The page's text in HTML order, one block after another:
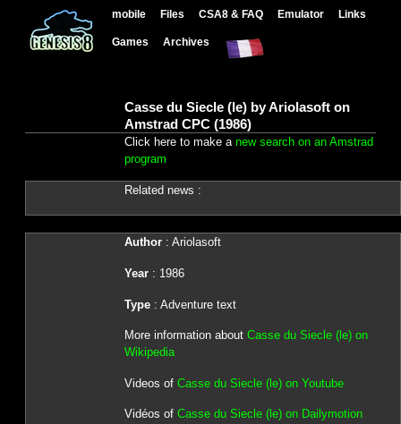
mobile Files CSA8 & FAQ Emulator Links
Games Archives
Casse du Siecle (le) by Ariolasoft on
Amstrad CPC (1986)
Click here to make a new search on an Amstrad
program
Related news :
Author: Ariolasoft
Year: 1986
Type: Adventure text
More information about Casse du Siecle (le) on
Wikipedia
Videos of Casse du Siecle (le) on Youtube
Vidéos of Casse du Siecle (le) on Dailymotion